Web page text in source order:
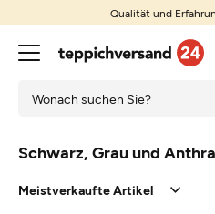
Qualität und
Schwarz, Grau und